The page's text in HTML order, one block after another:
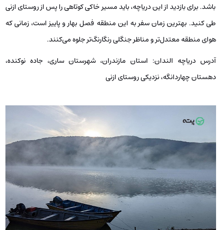
باشد. برای بازدید از این دریاچه، باید مسیر خاکی کوتاهی را پس از روستای ازنی
طی کنید. بهترین زمان سفر به این منطقه فصل بهار و پاییز است، زمانی که
هوای منطقه معتدل‌تر و مناظر جنگلی رنگارنگ‌تر جلوه می‌کنند.
آدرس دریاچه الندان: استان مازندران، شهرستان ساری، جاده نوکنده،
دهستان چهاردانگه، نزدیکی روستای ازنی